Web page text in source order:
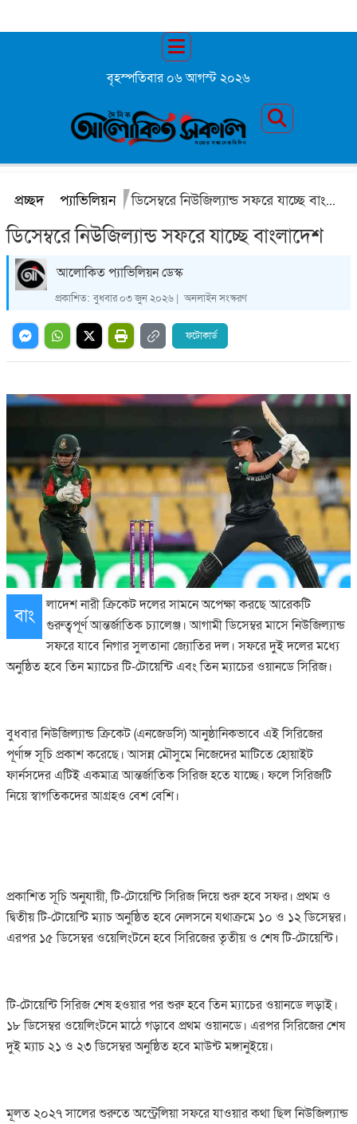
বৃহস্পতিবার ০৬ আগস্ট ২০২৬
প্রচ্ছদ প্যাভিলিয়ন ডিসেম্বরে নিউজিল্যান্ড সফরে যাচ্ছে বাংলাদেশ
ডিসেম্বরে নিউজিল্যান্ড সফরে যাচ্ছে বাংলাদেশ
আলোকিত প্যাভিলিয়ন ডেস্ক
প্রকাশিত: বুধবার ০৩ জুন ২০২৬ | অনলাইন সংস্করণ
ফটোকার্ড
বাং
লাদেশ নারী ক্রিকেট দলের সামনে অপেক্ষা করছে আরেকটি
গুরুত্বপূর্ণ আন্তর্জাতিক চ্যালেঞ্জ। আগামী ডিসেম্বর মাসে নিউজিল্যান্ড
সফরে যাবে নিগার সুলতানা জ্যোতির দল। সফরে দুই দলের মধ্যে
অনুষ্ঠিত হবে তিন ম্যাচের টি-টোয়েন্টি এবং তিন ম্যাচের ওয়ানডে সিরিজ।
বুধবার নিউজিল্যান্ড ক্রিকেট (এনজেডসি) আনুষ্ঠানিকভাবে এই সিরিজের
পূর্ণাঙ্গ সূচি প্রকাশ করেছে। আসন্ন মৌসুমে নিজেদের মাটিতে হোয়াইট
ফার্নসদের এটিই একমাত্র আন্তর্জাতিক সিরিজ হতে যাচ্ছে। ফলে সিরিজটি
নিয়ে স্বাগতিকদের আগ্রহও বেশ বেশি।
প্রকাশিত সূচি অনুযায়ী, টি-টোয়েন্টি সিরিজ দিয়ে শুরু হবে সফর। প্রথম ও
দ্বিতীয় টি-টোয়েন্টি ম্যাচ অনুষ্ঠিত হবে নেলসনে যথাক্রমে ১০ ও ১২ ডিসেম্বর।
এরপর ১৫ ডিসেম্বর ওয়েলিংটনে হবে সিরিজের তৃতীয় ও শেষ টি-টোয়েন্টি।
টি-টোয়েন্টি সিরিজ শেষ হওয়ার পর শুরু হবে তিন ম্যাচের ওয়ানডে লড়াই।
১৮ ডিসেম্বর ওয়েলিংটনে মাঠে গড়াবে প্রথম ওয়ানডে। এরপর সিরিজের শেষ
দুই ম্যাচ ২১ ও ২৩ ডিসেম্বর অনুষ্ঠিত হবে মাউন্ট মঙ্গানুইয়ে।
মূলত ২০২৭ সালের শুরুতে অস্ট্রেলিয়া সফরে যাওয়ার কথা ছিল নিউজিল্যান্ড